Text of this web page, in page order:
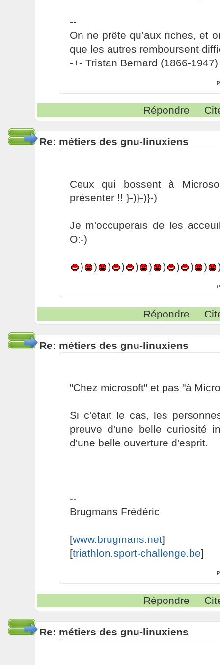
--
On ne prête qu’aux riches, et
que les autres remboursent
-+- Tristan Bernard (1866-1947)
Répondre
Re: métiers des gnu-linuxiens
Ceux qui bossent à
présenter !! }-)}-)}-)
Je m'occuperais de les
O:-)
) ) ) ) ) ) ) ) ) )
Répondre
Re: métiers des gnu-linuxiens
"Chez microsoft" et pas "à
Si c'était le cas, les
preuve d'une belle curiosité
d'une belle ouverture d'esprit.
--
Brugmans Frédéric
[www.brugmans.net]
[triathlon.sport-challenge.be]
Répondre
Re: métiers des gnu-linuxiens